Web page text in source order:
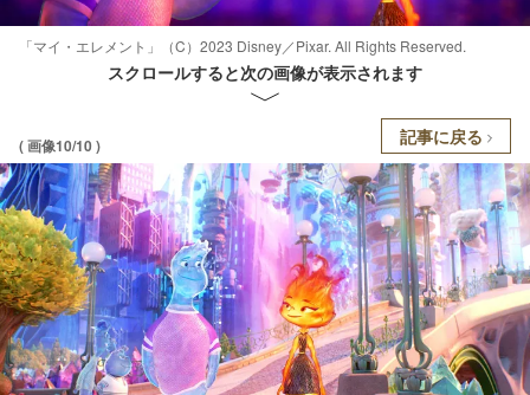
「マイ・エレメント」（C）2023 Disney／Pixar. All Rights Reserved.
スクロールすると次の画像が表示されます
( 画像10/10 ) 記事に戻る